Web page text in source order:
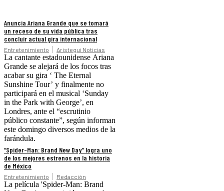
Anuncia Ariana Grande que se tomará
un receso de su vida pública tras
concluir actual gira internacional
Entretenimiento Aristegui Noticias
La cantante estadounidense Ariana
Grande se alejará de los focos tras
acabar su gira ‘ The Eternal
Sunshine Tour’ y finalmente no
participará en el musical ‘Sunday
in the Park with George’, en
Londres, ante el “escrutinio
público constante”, según informan
este domingo diversos medios de la
farándula.
“Spider-Man: Brand New Day” logra uno
de los mejores estrenos en la historia
de México
Entretenimiento Redacción
La película 'Spider-Man: Brand